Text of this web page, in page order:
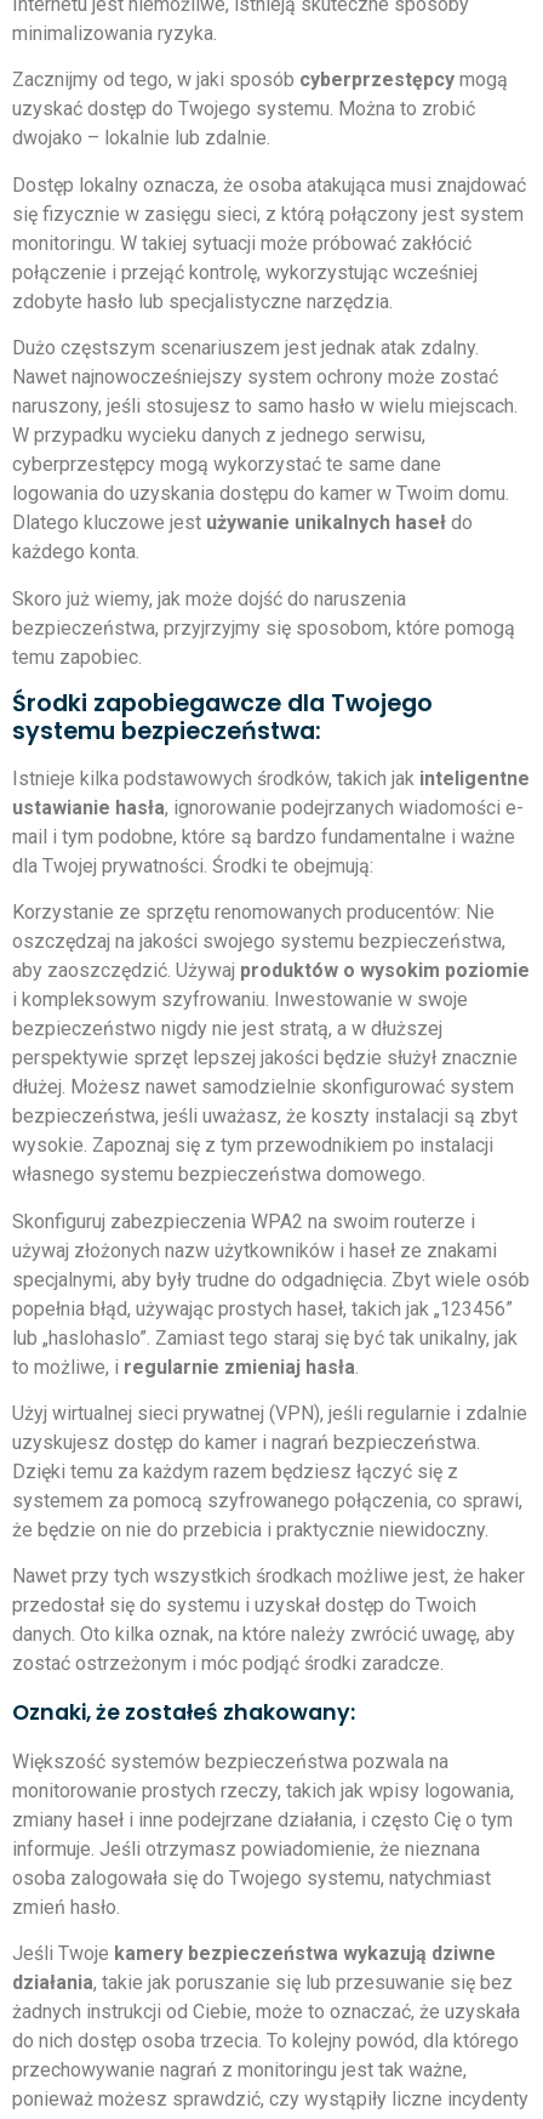
minimalizowania ryzyka.
Zacznijmy od tego, w jaki sposób cyberprzestępcy mogą
uzyskać dostęp do Twojego systemu. Można to zrobić
dwojako – lokalnie lub zdalnie.
Dostęp lokalny oznacza, że osoba atakująca musi znajdować
się fizycznie w zasięgu sieci, z którą połączony jest system
monitoringu. W takiej sytuacji może próbować zakłócić
połączenie i przejąć kontrolę, wykorzystując wcześniej
zdobyte hasło lub specjalistyczne narzędzia.
Dużo częstszym scenariuszem jest jednak atak zdalny.
Nawet najnowocześniejszy system ochrony może zostać
naruszony, jeśli stosujesz to samo hasło w wielu miejscach.
W przypadku wycieku danych z jednego serwisu,
cyberprzestępcy mogą wykorzystać te same dane
logowania do uzyskania dostępu do kamer w Twoim domu.
Dlatego kluczowe jest używanie unikalnych haseł do
każdego konta.
Skoro już wiemy, jak może dojść do naruszenia
bezpieczeństwa, przyjrzyjmy się sposobom, które pomogą
temu zapobiec.
Środki zapobiegawcze dla Twojego
systemu bezpieczeństwa:
Istnieje kilka podstawowych środków, takich jak inteligentne
ustawianie hasła, ignorowanie podejrzanych wiadomości e-
mail i tym podobne, które są bardzo fundamentalne i ważne
dla Twojej prywatności. Środki te obejmują:
Korzystanie ze sprzętu renomowanych producentów: Nie
oszczędzaj na jakości swojego systemu bezpieczeństwa,
aby zaoszczędzić. Używaj produktów o wysokim poziomie
i kompleksowym szyfrowaniu. Inwestowanie w swoje
bezpieczeństwo nigdy nie jest stratą, a w dłuższej
perspektywie sprzęt lepszej jakości będzie służył znacznie
dłużej. Możesz nawet samodzielnie skonfigurować system
bezpieczeństwa, jeśli uważasz, że koszty instalacji są zbyt
wysokie. Zapoznaj się z tym przewodnikiem po instalacji
własnego systemu bezpieczeństwa domowego.
Skonfiguruj zabezpieczenia WPA2 na swoim routerze i
używaj złożonych nazw użytkowników i haseł ze znakami
specjalnymi, aby były trudne do odgadnięcia. Zbyt wiele osób
popełnia błąd, używając prostych haseł, takich jak „123456”
lub „haslohaslo”. Zamiast tego staraj się być tak unikalny, jak
to możliwe, i regularnie zmieniaj hasła
Użyj wirtualnej sieci prywatnej (VPN), jeśli regularnie i zdalnie
uzyskujesz dostęp do kamer i nagrań bezpieczeństwa.
Dzięki temu za każdym razem będziesz łączyć się z
systemem za pomocą szyfrowanego połączenia, co sprawi,
że będzie on nie do przebicia i praktycznie niewidoczny.
Nawet przy tych wszystkich środkach możliwe jest, że haker
przedostał się do systemu i uzyskał dostęp do Twoich
danych. Oto kilka oznak, na które należy zwrócić uwagę, aby
zostać ostrzeżonym i móc podjąć środki zaradcze.
Oznaki, że zostałeś zhakowany:
Większość systemów bezpieczeństwa pozwala na
monitorowanie prostych rzeczy, takich jak wpisy logowania,
zmiany haseł i inne podejrzane działania, i często Cię o tym
informuje. Jeśli otrzymasz powiadomienie, że nieznana
osoba zalogowała się do Twojego systemu, natychmiast
zmień hasło.
Jeśli Twoje kamery bezpieczeństwa wykazują dziwne
działania, takie jak poruszanie się lub przesuwanie się bez
żadnych instrukcji od Ciebie, może to oznaczać, że uzyskała
do nich dostęp osoba trzecia. To kolejny powód, dla którego
przechowywanie nagrań z monitoringu jest tak ważne,
ponieważ możesz sprawdzić, czy wystąpiły liczne incydenty